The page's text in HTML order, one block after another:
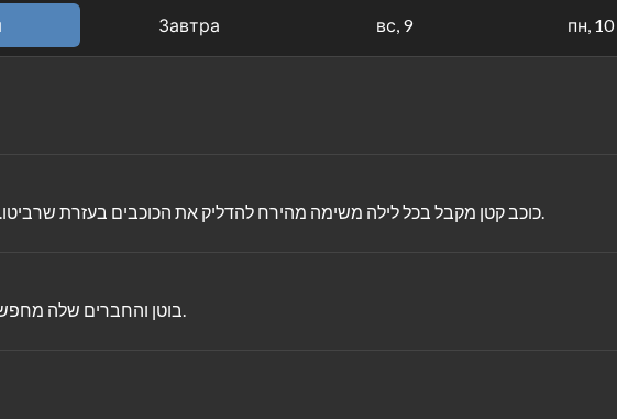
Завтра вс, 9 пн, 10
כוכב קטן מקבל בכל לילה משימה מהירח להדליק את הכוכבים בעזרת שרביטו. הוא מדליק את הכוכבים בצורות שונות ומעניינות.
בוטן והחברים שלה מחפשים פרת משה רבנו קטנה שלא אוהבת את הגשם.